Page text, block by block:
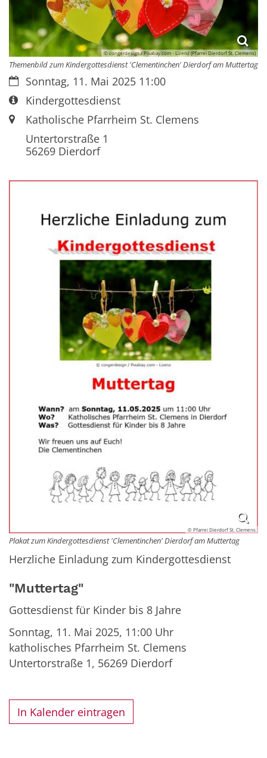
© congerdesign / Pixabay.com - Lizenz (Pfarrei Dierdorf St. Clemens)
Themenbild zum Kindergottesdienst 'Clementinchen' Dierdorf am Muttertag
Datum:Sonntag, 11. Mai 2025 11:00
Art bzw. Nummer:
Kindergottesdienst
Ort:Katholische Pfarrheim St. Clemens
Untertorstraße 1
56269Dierdorf
© Pfarrei Dierdorf St. Clemens
Plakat zum Kindergottesdienst 'Clementinchen' Dierdorf am Muttertag
Herzliche Einladung zum Kindergottesdienst
"Muttertag"
Gottesdienst für Kinder bis 8 Jahre
Sonntag, 11. Mai 2025, 11:00 Uhr
katholisches Pfarrheim St. Clemens
Untertorstraße 1, 56269 Dierdorf
In Kalender eintragen